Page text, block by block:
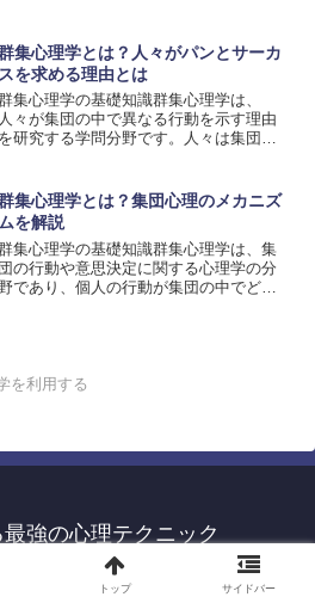
有、相互作用、集団の規範、リーダー
シップの役割が含まれます...
集心理学とは？人々がパンとサーカ
スを求める理由とは
集心理学の基礎知識群集心理学は、
人々が集団の中で異なる行動を示す理由
を研究する学問分野です。人々は集団の
があります。群集心理学は、このよう
な現象を説明するための理論...
集心理学とは？集団心理のメカニズ
ムを解説
集心理学の基礎知識群集心理学は、集
団の行動や意思決定に関する心理学の分
野であり、個人の行動が集団の中でどの
を利用する
強の心理テクニック
える最強の心理テクニック.
トップ サイドバー